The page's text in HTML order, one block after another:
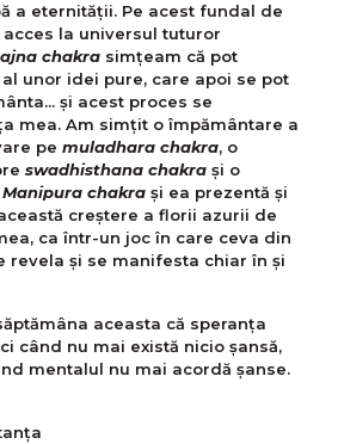
a eternităţii. Pe acest fundal de
la universul tuturor
ajna chakra simțeam că pot
unor idei pure, care apoi se pot
și acest proces se
mea. Am simțit o împământare a
pe muladhara chakra, o
swadhisthana chakra și o
Manipura chakra și ea prezentă și
creștere a florii azurii de
ca într-un joc în care ceva din
revela și se manifesta chiar în și
aceasta că speranța
când nu mai există nicio șansă,
mentalul nu mai acordă șanse.